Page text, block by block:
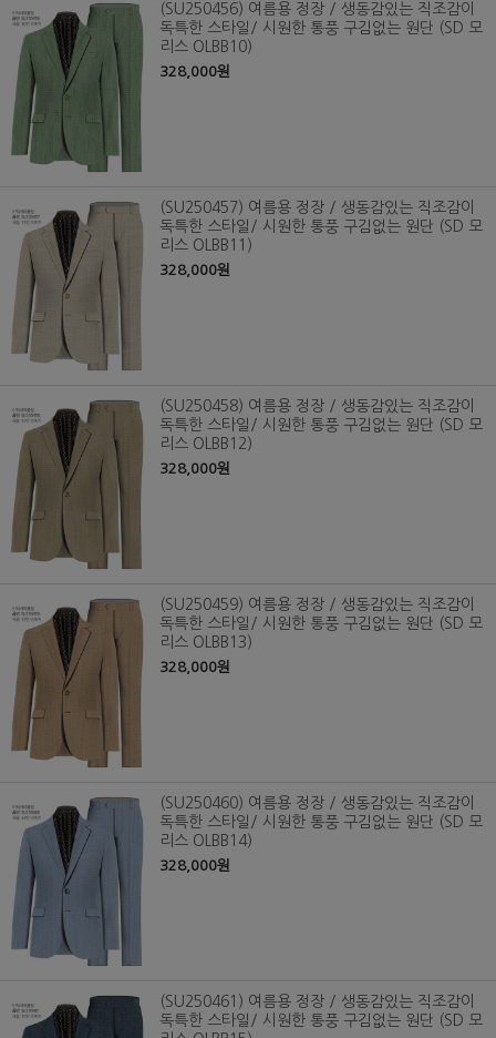
(SU250456) 여름용 정장 / 생동감있는 직조감이
독특한 스타일/ 시원한 통풍 구김없는 원단 (SD 모
리스 OLBB10)
328,000원
(SU250457) 여름용 정장 / 생동감있는 직조감이
독특한 스타일/ 시원한 통풍 구김없는 원단 (SD 모
리스 OLBB11)
328,000원
(SU250458) 여름용 정장 / 생동감있는 직조감이
독특한 스타일/ 시원한 통풍 구김없는 원단 (SD 모
리스 OLBB12)
328,000원
(SU250459) 여름용 정장 / 생동감있는 직조감이
독특한 스타일/ 시원한 통풍 구김없는 원단 (SD 모
리스 OLBB13)
328,000원
(SU250460) 여름용 정장 / 생동감있는 직조감이
독특한 스타일/ 시원한 통풍 구김없는 원단 (SD 모
리스 OLBB14)
328,000원
(SU250461) 여름용 정장 / 생동감있는 직조감이
독특한 스타일/ 시원한 통풍 구김없는 원단 (SD 모